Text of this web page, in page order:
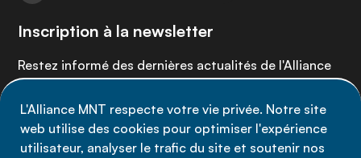
L'Alliance MNT respecte votre vie privée. Notre site
web utilise des cookies pour optimiser l'expérience
utilisateur, analyser le trafic du site et soutenir nos
Inscription à la newsletter
Restez informé des dernières actualités de l'Alliance
Inscrivez-vous maintenant